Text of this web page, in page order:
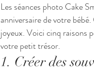
Les séances photo Cake
anniversaire de votre
joyeux. Voici cinq raisons
votre petit trésor.
1. Créer des